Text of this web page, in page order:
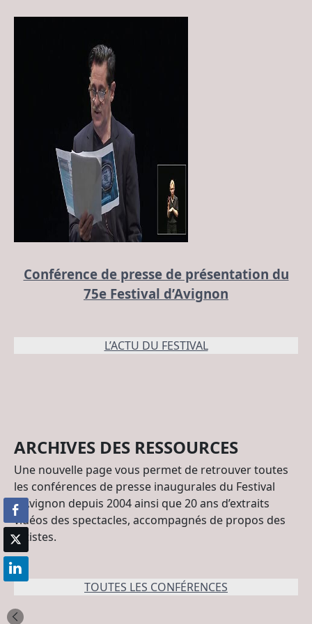
Conférence de presse de présentation du
75e Festival d’Avignon
L’ACTU DU FESTIVAL
ARCHIVES DES RESSOURCES
Une nouvelle page vous permet de retrouver toutes
les conférences de presse inaugurales du Festival
d’Avignon depuis 2004 ainsi que 20 ans d’extraits
vidéos des spectacles, accompagnés de propos des
artistes.
TOUTES LES CONFÉRENCES